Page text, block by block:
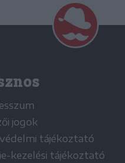
jogok
tájékoztató
kezelési tájékoztató